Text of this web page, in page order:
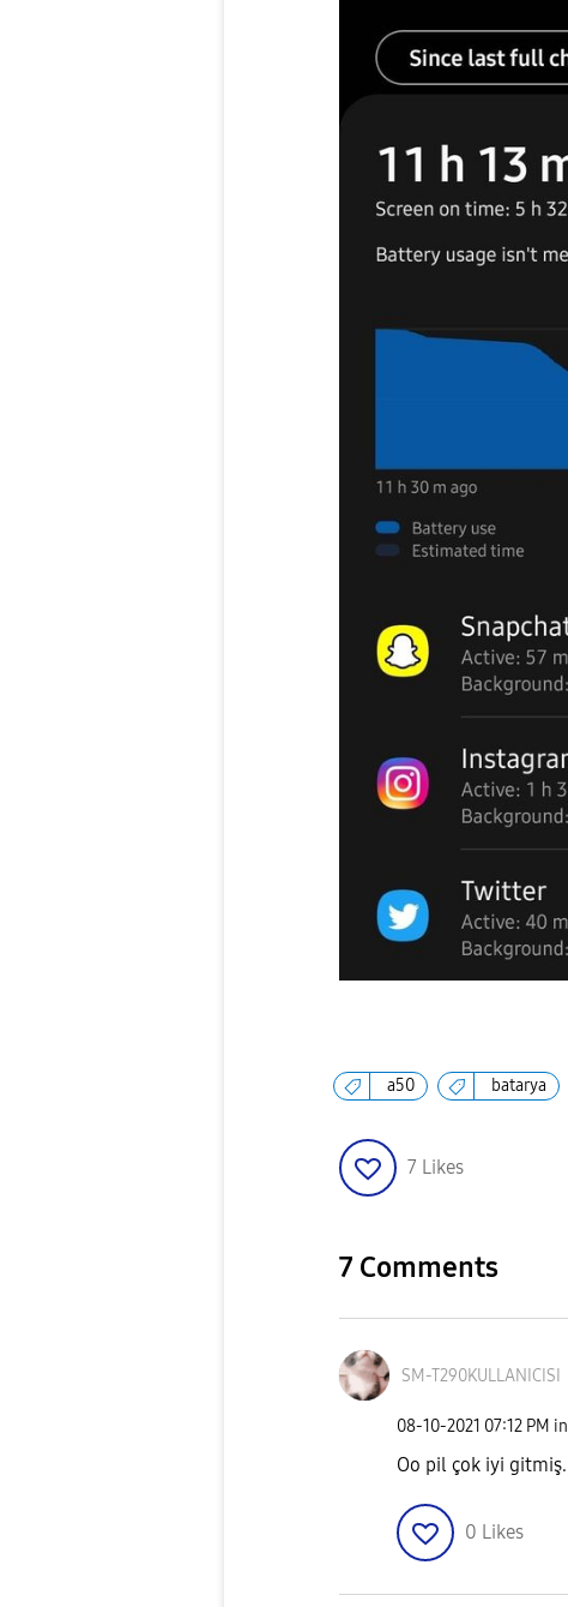
a50 batarya
7 Likes
7 Comments
SM-T290KULLANIC ISI
‎08-10-2021 07:12 PM in
Oo pil çok iyi gitmiş.
0 Likes